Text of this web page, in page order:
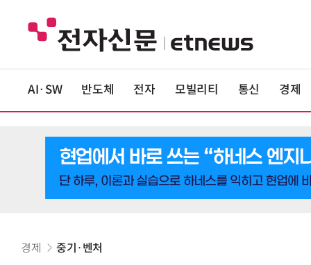
AI·SW 반도체 전자 모빌리티 통신 경제
경제 중기·벤처